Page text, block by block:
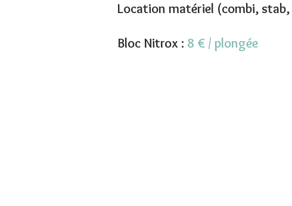
Location matériel (combi,
Bloc Nitrox : 8 € / plongée